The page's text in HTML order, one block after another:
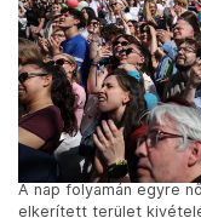
A nap folyamán egyre
elkerített terület